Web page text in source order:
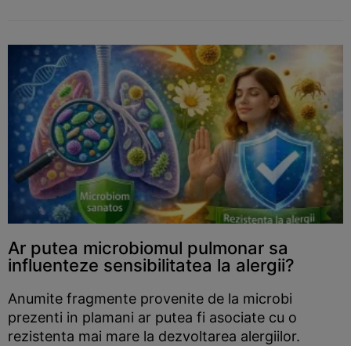
Ar putea microbiomul pulmonar sa
influenteze sensibilitatea la alergii?
Anumite fragmente provenite de la microbi
prezenti in plamani ar putea fi asociate cu o
rezistenta mai mare la dezvoltarea alergiilor.